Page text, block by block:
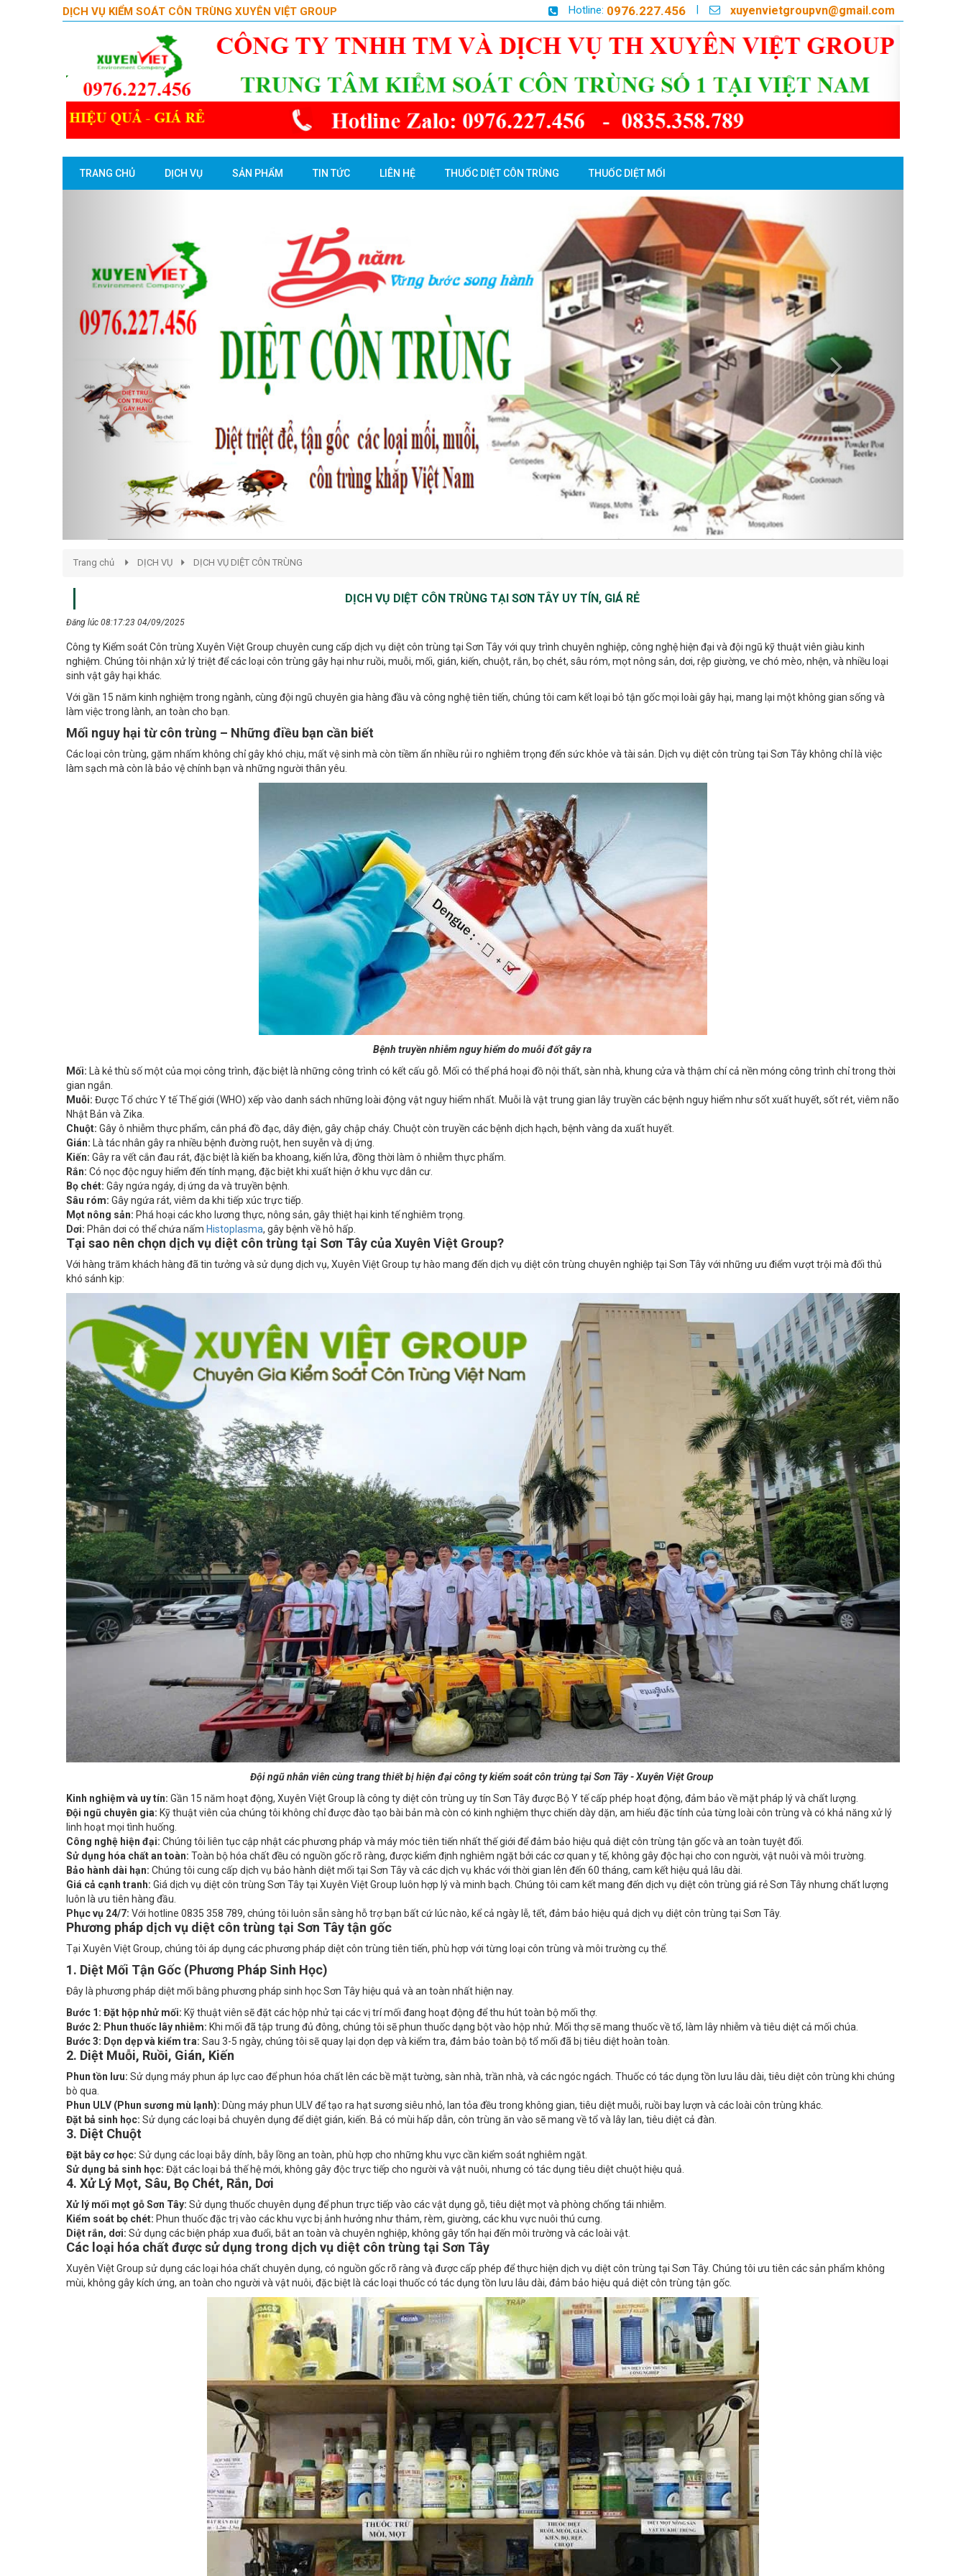
DỊCH VỤ KIỂM SOÁT CÔN TRÙNG XUYÊN VIỆT GROUP Hotline: 0976.227.456 xuyenvietgroupvn@gmail.com
TRANG CHỦ DỊCH VỤ SẢN PHẨM TIN TỨC LIÊN HỆ THUỐC DIỆT CÔN TRÙNG THUỐC DIỆT MỐI
Trang chủ DỊCH VỤ DỊCH VỤ DIỆT CÔN TRÙNG
Công ty Kiểm soát Côn trùng Xuyên Việt Group chuyên cung cấp dịch vụ diệt côn trùng tại Sơn Tây với quy trình chuyên nghiệp, công nghệ hiện đại và đội ngũ kỹ thuật viên giàu kinh
nghiệm. Chúng tôi nhận xử lý triệt để các loại côn trùng gây hại như ruồi, muỗi, mối, gián, kiến, chuột, rắn, bọ chét, sâu róm, mọt nông sản, dơi, rệp giường, ve chó mèo, nhện, và nhiều loại
sinh vật gây hại khác.
Với gần 15 năm kinh nghiệm trong ngành, cùng đội ngũ chuyên gia hàng đầu và công nghệ tiên tiến, chúng tôi cam kết loại bỏ tận gốc mọi loài gây hại, mang lại một không gian sống và
làm việc trong lành, an toàn cho bạn.
Mối nguy hại từ côn trùng – Những điều bạn cần biết
Các loại côn trùng, gặm nhấm không chỉ gây khó chịu, mất vệ sinh mà còn tiềm ẩn nhiều rủi ro nghiêm trọng đến sức khỏe và tài sản. Dịch vụ diệt côn trùng tại Sơn Tây không chỉ là việc
làm sạch mà còn là bảo vệ chính bạn và những người thân yêu.
Bệnh truyền nhiễm nguy hiểm do muỗi đốt gây ra
Là kẻ thù số một của mọi công trình, đặc biệt là những công trình có kết cấu gỗ. Mối có thể phá hoại đồ nội thất, sàn nhà, khung cửa và thậm chí cả nền móng công trình chỉ trong thời
gian ngắn.
Muỗi:Được Tổ chức Y tế Thế giới (WHO) xếp vào danh sách những loài động vật nguy hiểm nhất. Muỗi là vật trung gian lây truyền các bệnh nguy hiểm như sốt xuất huyết, sốt rét, viêm não
Nhật Bản và Zika.
Chuột:Gây ô nhiễm thực phẩm, cắn phá đồ đạc, dây điện, gây chập cháy. Chuột còn truyền các bệnh dịch hạch, bệnh vàng da xuất huyết.
Gián:Là tác nhân gây ra nhiều bệnh đường ruột, hen suyễn và dị ứng.
Kiến:Gây ra vết cắn đau rát, đặc biệt là kiến ba khoang, kiến lửa, đồng thời làm ô nhiễm thực phẩm.
Rắn:Có nọc độc nguy hiểm đến tính mạng, đặc biệt khi xuất hiện ở khu vực dân cư.
Bọ chét:Gây ngứa ngáy, dị ứng da và truyền bệnh.
Sâu róm:Gây ngứa rát, viêm da khi tiếp xúc trực tiếp.
Mọt nông sản:Phá hoại các kho lương thực, nông sản, gây thiệt hại kinh tế nghiêm trọng.
Dơi: Phân dơi có thể chứa nấmHistoplasma , gây bệnh về hô hấp.
Tại sao nên chọn dịch vụ diệt côn trùng tại Sơn Tây của Xuyên Việt Group?
Với hàng trăm khách hàng đã tin tưởng và sử dụng dịch vụ, Xuyên Việt Group tự hào mang đến dịch vụ diệt côn trùng chuyên nghiệp tại Sơn Tây với những ưu điểm vượt trội mà đối thủ
Đội ngũ nhân viên cùng trang thiết bị hiện đại công ty kiểm soát côn trùng tại Sơn Tây - Xuyên Việt Group
Gần 15 năm hoạt động, Xuyên Việt Group là công ty diệt côn trùng uy tín Sơn Tây được Bộ Y tế cấp phép hoạt động, đảm bảo về mặt pháp lý và chất lượng.
Đội ngũ chuyên gia: Kỹ thuật viên của chúng tôi không chỉ được đào tạo bài bản mà còn có kinh nghiệm thực chiến dày dặn, am hiểu đặc tính của từng loài côn trùng và có khả năng xử lý
linh hoạt mọi tình huống.
Công nghệ hiện đại:Chúng tôi liên tục cập nhật các phương pháp và máy móc tiên tiến nhất thế giới để đảm bảo hiệu quả diệt côn trùng tận gốc và an toàn tuyệt đối.
Sử dụng hóa chất an toàn:
Toàn bộ hóa chất đều có nguồn gốc rõ ràng, được kiểm định nghiêm ngặt bởi các cơ quan y tế, không gây độc hại cho con người, vật nuôi và môi trường.
Bảo hành dài hạn:Chúng tôi cung cấp dịch vụ bảo hành diệt mối tại Sơn Tây và các dịch vụ khác với thời gian lên đến 60 tháng, cam kết hiệu quả lâu dài.
Giá cả cạnh tranh: Giá dịch vụ diệt côn trùng Sơn Tây tại Xuyên Việt Group luôn hợp lý và minh bạch. Chúng tôi cam kết mang đến dịch vụ diệt côn trùng giá rẻ Sơn Tây nhưng chất lượng
luôn là ưu tiên hàng đầu.
Phục vụ 24/7: Với hotline 0835 358 789, chúng tôi luôn sẵn sàng hỗ trợ bạn bất cứ lúc nào, kể cả ngày lễ, tết, đảm bảo hiệu quả dịch vụ diệt côn trùng tại Sơn Tây.
Phương pháp dịch vụ diệt côn trùng tại Sơn Tây tận gốc
Tại Xuyên Việt Group, chúng tôi áp dụng các phương pháp diệt côn trùng tiên tiến, phù hợp với từng loại côn trùng và môi trường cụ thể.
1. Diệt Mối Tận Gốc (Phương Pháp Sinh Học)
Đây là phương pháp diệt mối bằng phương pháp sinh học Sơn Tây hiệu quả và an toàn nhất hiện nay.
Bước 1: Đặt hộp nhử mối:Kỹ thuật viên sẽ đặt các hộp nhử tại các vị trí mối đang hoạt động để thu hút toàn bộ mối thợ.
Bước 2: Phun thuốc lây nhiễm:
Khi mối đã tập trung đủ đông, chúng tôi sẽ phun thuốc dạng bột vào hộp nhử. Mối thợ sẽ mang thuốc về tổ, làm lây nhiễm và tiêu diệt cả mối chúa.
Bước 3: Dọn dẹp và kiểm tra:Sau 3-5 ngày, chúng tôi sẽ quay lại dọn dẹp và kiểm tra, đảm bảo toàn bộ tổ mối đã bị tiêu diệt hoàn toàn.
2. Diệt Muỗi, Ruồi, Gián, Kiến
Phun tồn lưu:Sử dụng máy phun áp lực cao để phun hóa chất lên các bề mặt tường, sàn nhà, trần nhà, và các ngóc ngách. Thuốc có tác dụng tồn lưu lâu dài, tiêu diệt côn trùng khi chúng
bò qua.
Phun ULV (Phun sương mù lạnh):Dùng máy phun ULV để tạo ra hạt sương siêu nhỏ, lan tỏa đều trong không gian, tiêu diệt muỗi, ruồi bay lượn và các loài côn trùng khác.
Đặt bả sinh học:
Sử dụng các loại bả chuyên dụng để diệt gián, kiến. Bả có mùi hấp dẫn, côn trùng ăn vào sẽ mang về tổ và lây lan, tiêu diệt cả đàn.
3. Diệt Chuột
Đặt bẫy cơ học:Sử dụng các loại bẫy dính, bẫy lồng an toàn, phù hợp cho những khu vực cần kiểm soát nghiêm ngặt.
Sử dụng bả sinh học:
Đặt các loại bả thế hệ mới, không gây độc trực tiếp cho người và vật nuôi, nhưng có tác dụng tiêu diệt chuột hiệu quả.
4. Xử Lý Mọt, Sâu, Bọ Chét, Rắn, Dơi
Xử lý mối mọt gỗ Sơn Tây:Sử dụng thuốc chuyên dụng để phun trực tiếp vào các vật dụng gỗ, tiêu diệt mọt và phòng chống tái nhiễm.
Kiểm soát bọ chét:
Phun thuốc đặc trị vào các khu vực bị ảnh hưởng như thảm, rèm, giường, các khu vực nuôi thú cưng.
Diệt rắn, dơi:Sử dụng các biện pháp xua đuổi, bắt an toàn và chuyên nghiệp, không gây tổn hại đến môi trường và các loài vật.
Các loại hóa chất được sử dụng trong dịch vụ diệt côn trùng tại Sơn Tây
Xuyên Việt Group sử dụng các loại hóa chất chuyên dụng, có nguồn gốc rõ ràng và được cấp phép để thực hiện dịch vụ diệt côn trùng tại Sơn Tây. Chúng tôi ưu tiên các sản phẩm không
mùi, không gây kích ứng, an toàn cho người và vật nuôi, đặc biệt là các loại thuốc có tác dụng tồn lưu lâu dài, đảm bảo hiệu quả diệt côn trùng tận gốc.